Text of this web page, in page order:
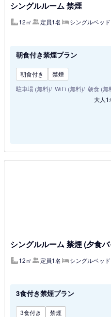
シングルルーム 禁煙
12㎡ 定員1名 シングルベッ
朝食付き禁煙プラン
朝食付き
禁煙
駐車場 (無料) WiFi (無料) 朝食 (無
大人1
シングルルーム 禁煙 (夕食
12㎡ 定員1名 シングルベッ
3食付き禁煙プラン
3食付き
禁煙